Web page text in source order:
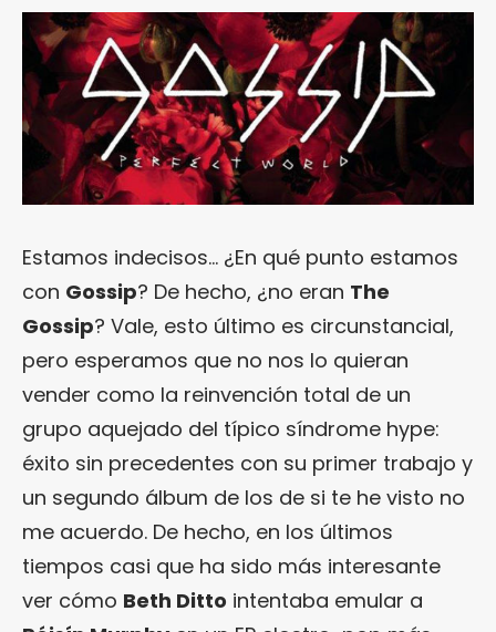
Estamos indecisos… ¿En qué punto estamos
con Gossip? De hecho, ¿no eran The
Gossip? Vale, esto último es circunstancial,
pero esperamos que no nos lo quieran
vender como la reinvención total de un
grupo aquejado del típico síndrome hype:
éxito sin precedentes con su primer trabajo y
un segundo álbum de los de si te he visto no
me acuerdo. De hecho, en los últimos
tiempos casi que ha sido más interesante
ver cómo Beth Ditto intentaba emular a